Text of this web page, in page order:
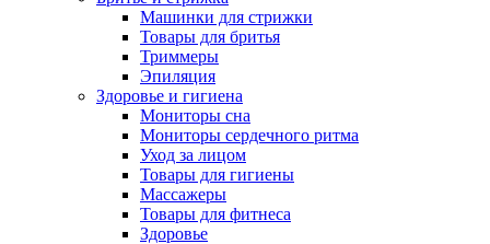
Машинки для стрижки
Товары для бритья
Триммеры
Эпиляция
Здоровье и гигиена
Мониторы сна
Мониторы сердечного ритма
Уход за лицом
Товары для гигиены
Массажеры
Товары для фитнеса
Здоровье